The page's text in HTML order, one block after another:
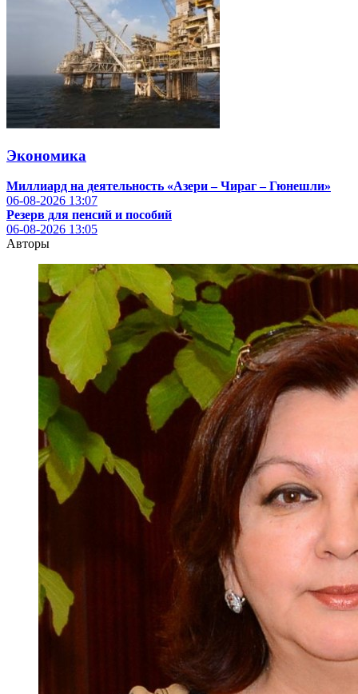
Экономика
Миллиард на деятельность «Азери – Чираг – Гюнешли»
06-08-2026 13:07
Резерв для пенсий и пособий
06-08-2026 13:05
Авторы